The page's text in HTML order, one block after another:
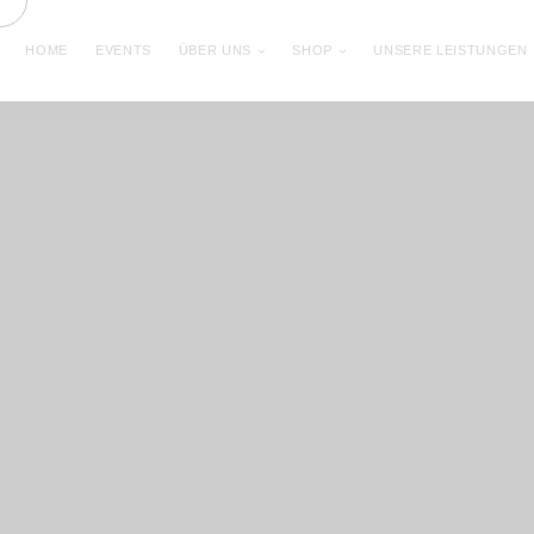
HOME EVENTS ÜBER UNS SHOP UNSERE LEISTUNGEN